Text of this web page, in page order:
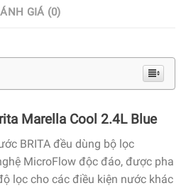
GIÁ (0)
Marella Cool 2.4L Blue
BRITA đều dùng bộ lọc
MicroFlow độc đáo, được pha
lọc cho các điều kiện nước khác